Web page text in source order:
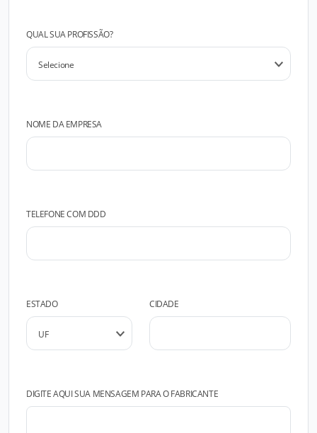
QUAL SUA PROFISSÃO?
NOME DA EMPRESA
TELEFONE COM DDD
ESTADO CIDADE
DIGITE AQUI SUA MENSAGEM PARA O FABRICANTE